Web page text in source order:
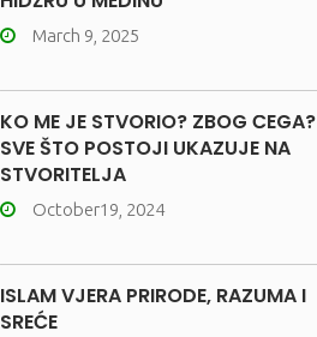
March 9, 2025
KO ME JE STVORIO? ZBOG ČEGA?
SVE ŠTO POSTOJI UKAZUJE NA
STVORITELJA
October19, 2024
ISLAM VJERA PRIRODE, RAZUMA I
SREĆE